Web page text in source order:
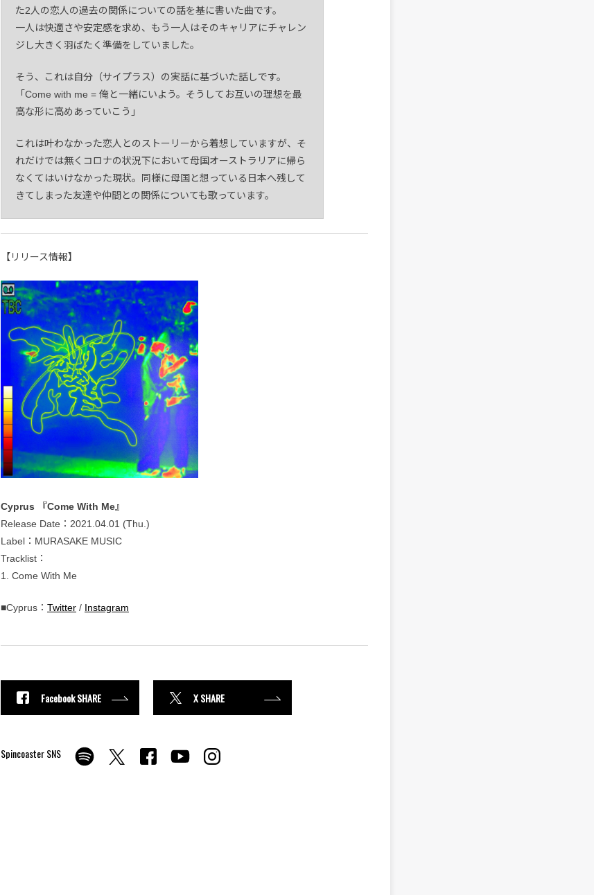
た2人の恋人の過去の関係についての話を基に書いた曲です。
一人は快適さや安定感を求め、もう一人はそのキャリアにチャレン
ジし大きく羽ばたく準備をしていました。
そう、これは自分（サイプラス）の実話に基づいた話しです。
「Come with me = 俺と一緒にいよう。そうしてお互いの理想を最
高な形に高めあっていこう」
これは叶わなかった恋人とのストーリーから着想していますが、そ
れだけでは無くコロナの状況下において母国オーストラリアに帰ら
なくてはいけなかった現状。同様に母国と想っている日本へ残して
きてしまった友達や仲間との関係についても歌っています。
【リリース情報】
Cyprus 『Come With Me』
Release Date：2021.04.01 (Thu.)
Label：MURASAKE MUSIC
Tracklist：
1. Come With Me
■Cyprus： Twitter / Instagram
Facebook SHARE X SHARE
Spincoaster SNS